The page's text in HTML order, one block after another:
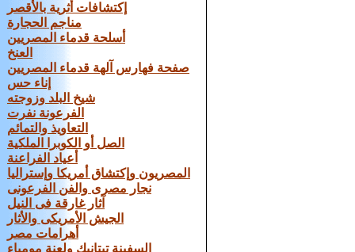
إكتشافات أثرية بالأقصر
مناجم الحجارة
أسلحة قدماء المصريين
العنخ
صفحة فهارس آلهة قدماء المصريين
إناء حس
شيخ البلد وزوجته
الفرعونة نفرت
التعاويذ والتمائم
الصل أو الكوبرا الملكية
أعياد الفراعنة
المصريون وإكتشاق أمريكا وإستراليا
نجار مصرى والفن الفرعونى
آثار غارقة فى النيل
الجيش الأمريكى والأثار
أهرامات مصر
السفينة تيتانيك ولعنة مومياء